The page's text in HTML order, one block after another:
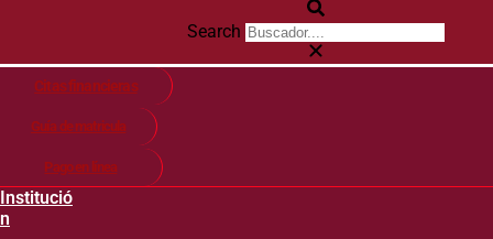
Search
Citas financieras
Guía de matricula
Pago en línea
Institució
n